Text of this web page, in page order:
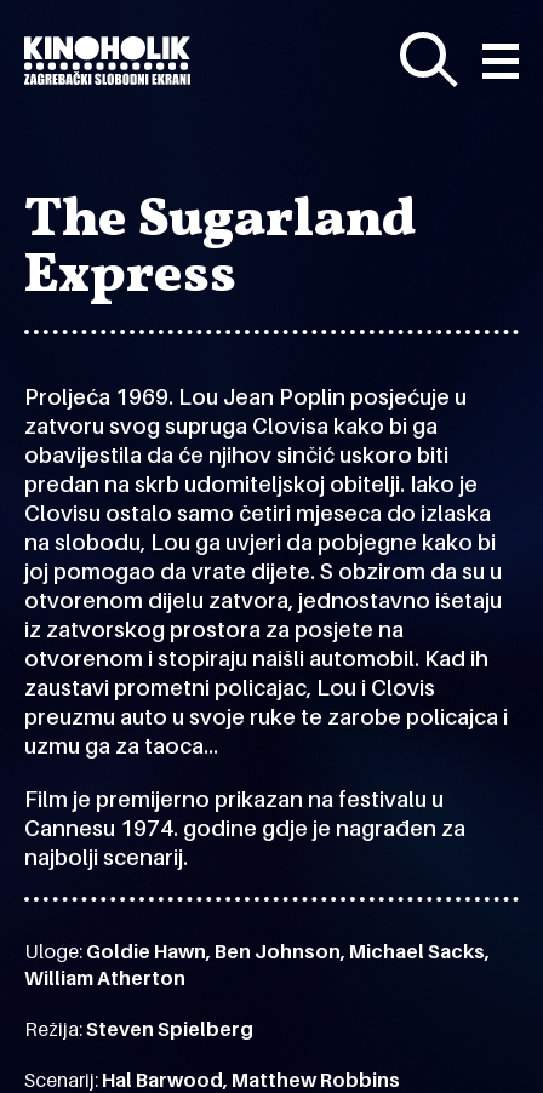
glavni
sadržaj
The Sugarland
Express
Proljeća 1969. Lou Jean Poplin posjećuje u
zatvoru svog supruga Clovisa kako bi ga
obavijestila da će njihov sinčić uskoro biti
predan na skrb udomiteljskoj obitelji. Iako je
Clovisu ostalo samo četiri mjeseca do izlaska
na slobodu, Lou ga uvjeri da pobjegne kako bi
joj pomogao da vrate dijete. S obzirom da su u
otvorenom dijelu zatvora, jednostavno išetaju
iz zatvorskog prostora za posjete na
otvorenom i stopiraju naišli automobil. Kad ih
zaustavi prometni policajac, Lou i Clovis
preuzmu auto u svoje ruke te zarobe policajca i
uzmu ga za taoca…
Film je premijerno prikazan na festivalu u
Cannesu 1974. godine gdje je nagrađen za
najbolji scenarij.
Uloge: Goldie Hawn, Ben Johnson, Michael Sacks,
William Atherton
Režija:Steven Spielberg
Scenarij: Hal Barwood, Matthew Robbins